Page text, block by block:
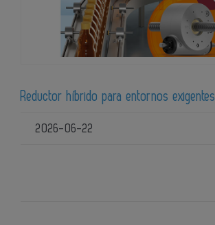
Reductor híbrido para entornos exigentes
2026-06-22